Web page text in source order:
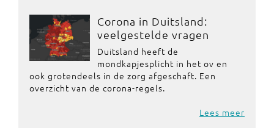
Corona in Duitsland:
veelgestelde vragen
Duitsland heeft de
mondkapjesplicht in het ov en
ook grotendeels in de zorg afgeschaft. Een
overzicht van de corona-regels.
Lees meer